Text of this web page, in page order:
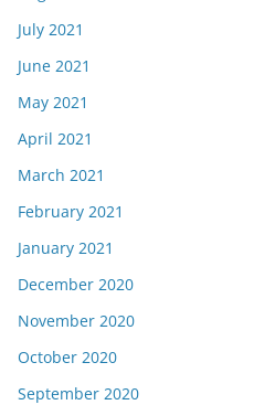
July 2021
June 2021
May 2021
April 2021
March 2021
February 2021
January 2021
December 2020
November 2020
October 2020
September 2020